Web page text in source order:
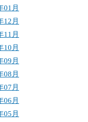
01月
12月
11月
10月
09月
08月
07月
06月
05月